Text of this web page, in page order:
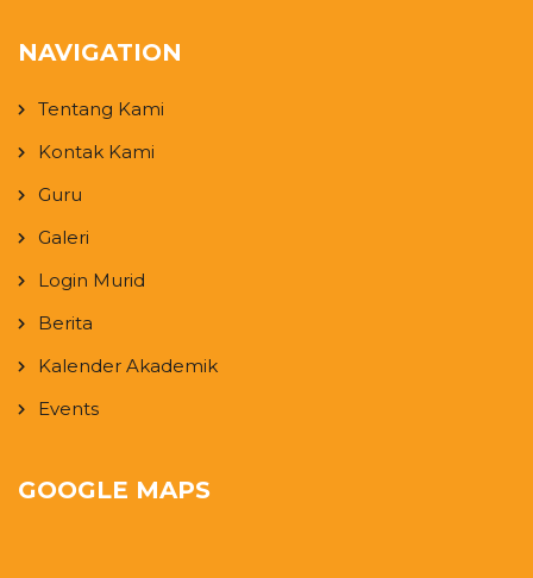
NAVIGATION
Tentang Kami
Kontak Kami
Guru
Galeri
Login Murid
Berita
Kalender Akademik
Events
GOOGLE MAPS